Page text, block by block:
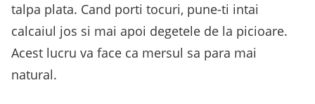
talpa plata. Cand porti tocuri, pune-ti intai
calcaiul jos si mai apoi degetele de la picioare.
Acest lucru va face ca mersul sa para mai
natural.